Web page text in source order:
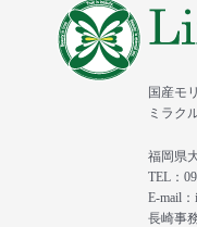
国産モ
ミラク
福岡県
TEL：
E-mail：
長崎事